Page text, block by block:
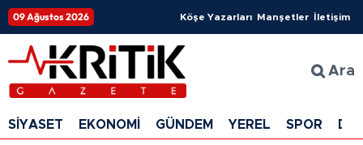
09 Ağustos 2026 Köşe Yazarları Manşetler İletişim
Ara
SİYASET EKONOMİ GÜNDEM YEREL SPOR